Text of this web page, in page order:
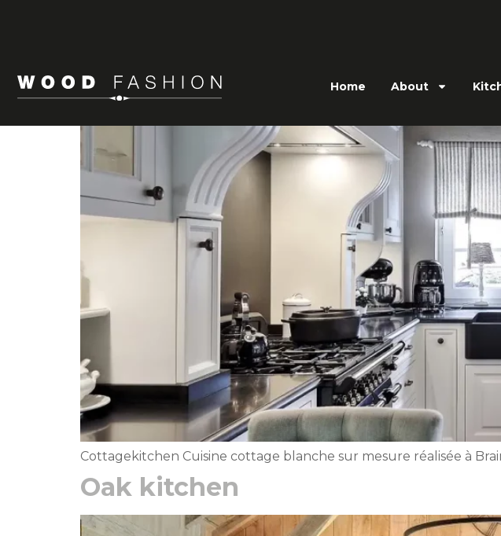
Home About
Cottagekitchen Cuisine cottage blanche sur mesure réalisée à
Oak kitchen